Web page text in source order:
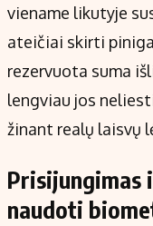
viename likutyje
ateičiai skirti
rezervuota suma
lengviau jos
žinant realų laisvų
Prisijungimas
naudoti